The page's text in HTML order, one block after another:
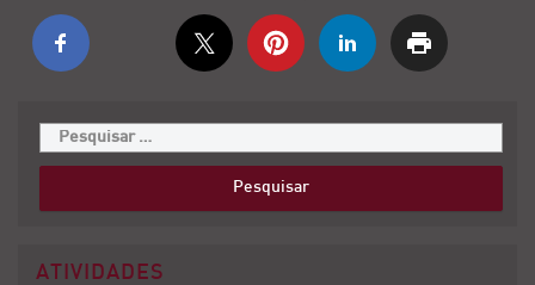
ATIVIDADES